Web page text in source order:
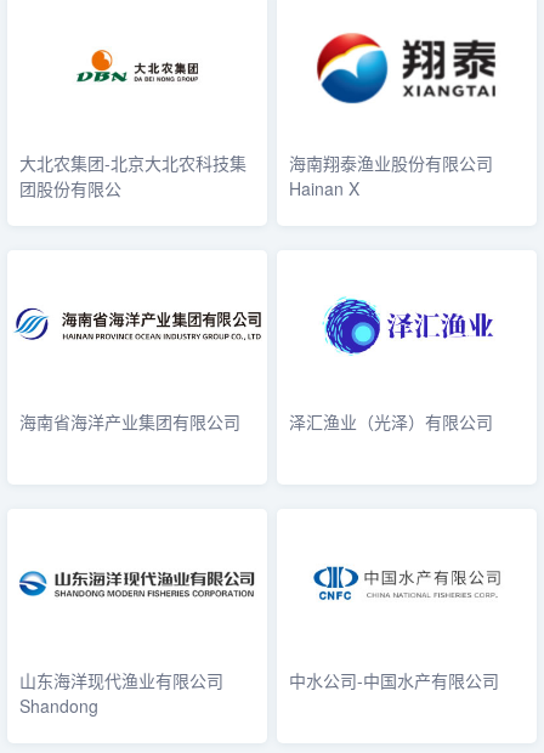
大北农集团-北京大北农科技集
团股份有限公
海南翔泰渔业股份有限公司
Hainan X
海南省海洋产业集团有限公司 泽汇渔业（光泽）有限公司
山东海洋现代渔业有限公司
Shandong
中水公司-中国水产有限公司